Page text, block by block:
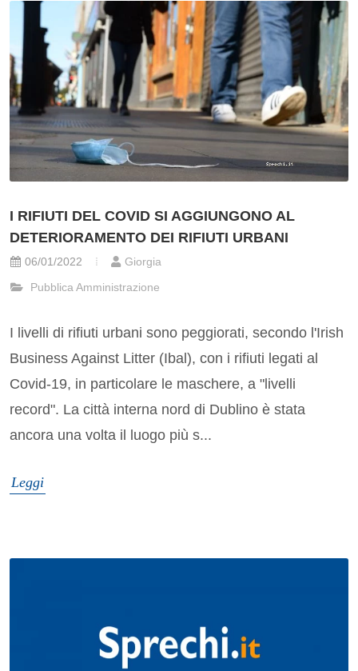
I RIFIUTI DEL COVID SI AGGIUNGONO AL
DETERIORAMENTO DEI RIFIUTI URBANI
06/01/2022
Giorgia
Pubblica Amministrazione
I livelli di rifiuti urbani sono peggiorati, secondo l'Irish
Business Against Litter (Ibal), con i rifiuti legati al
Covid-19, in particolare le maschere, a "livelli
record". La città interna nord di Dublino è stata
ancora una volta il luogo più s...
Leggi